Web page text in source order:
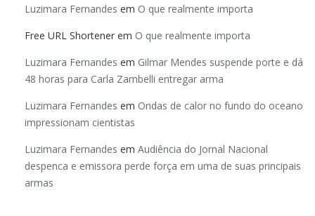
Luzimara Fernandes em O que realmente importa
Free URL Shortener em O que realmente importa
Luzimara Fernandes em Gilmar Mendes suspende porte e dá
48 horas para Carla Zambelli entregar arma
Luzimara Fernandes em Ondas de calor no fundo do oceano
impressionam cientistas
Luzimara Fernandes em Audiência do Jornal Nacional
despenca e emissora perde força em uma de suas principais
armas